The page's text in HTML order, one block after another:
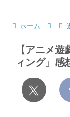
ホーム
【アニメ
ィング」感